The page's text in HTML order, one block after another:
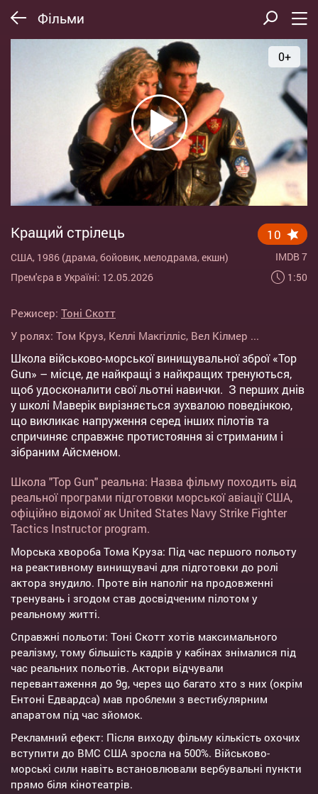
Фільми
0+
Кращий стрілець
США, 1986 (драма, бойовик, мелодрама, екшн)
Прем'єра в Україні: 12.05.2026
10
IMDB 7
1:50
Режисер: Тоні Скотт
У ролях: Том Круз, Келлі Макгілліс, Вел Кілмер ...
Школа військово-морської винищувальної зброї «Top
Gun» – місце, де найкращі з найкращих тренуються,
щоб удосконалити свої льотні навички. З перших днів
у школі Маверік вирізняється зухвалою поведінкою,
що викликає напруження серед інших пілотів та
спричиняє справжнє протистояння зі стриманим і
зібраним Айсменом.
Школа "Top Gun" реальна: Назва фільму походить від
реальної програми підготовки морської авіації США,
офіційно відомої як United States Navy Strike Fighter
Tactics Instructor program.
Морська хвороба Тома Круза: Під час першого польоту
на реактивному винищувачі для підготовки до ролі
актора знудило. Проте він наполіг на продовженні
тренувань і згодом став досвідченим пілотом у
реальному житті.
Справжні польоти: Тоні Скотт хотів максимального
реалізму, тому більшість кадрів у кабінах знімалися під
час реальних польотів. Актори відчували
перевантаження до 9g, через що багато хто з них (окрім
Ентоні Едвардса) мав проблеми з вестибулярним
апаратом під час зйомок.
Рекламний ефект: Після виходу фільму кількість охочих
вступити до ВМС США зросла на 500%. Військово-
морські сили навіть встановлювали вербувальні пункти
прямо біля кінотеатрів.